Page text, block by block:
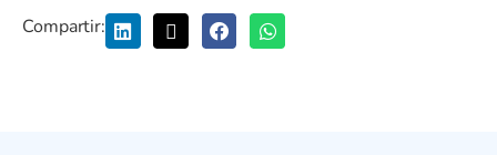
Compartir: